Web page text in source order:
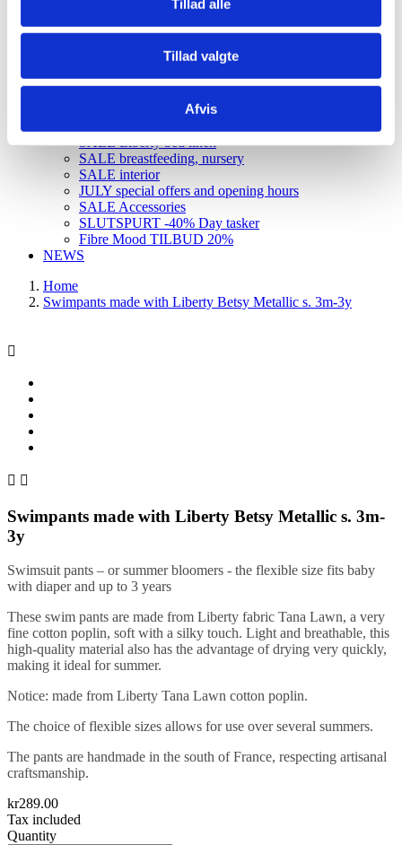
Tillad alle
Tillad valgte
Afvis
Udsalg og rester
TILBUD sytilbehør
SALE
SALE Liberty bed linen
SALE breastfeeding, nursery
SALE interior
JULY special offers and opening hours
SALE Accessories
SLUTSPURT -40% Day tasker
Fibre Mood TILBUD 20%
NEWS
Home
Swimpants made with Liberty Betsy Metallic s. 3m-3y

 
Swimpants made with Liberty Betsy Metallic s. 3m-
3y
Swimsuit pants – or summer bloomers - the flexible size fits baby
with diaper and up to 3 years
These swim pants are made from Liberty fabric Tana Lawn, a very
fine cotton poplin, soft with a silky touch. Light and breathable, this
high-quality material also has the advantage of drying very quickly,
making it ideal for summer.
Notice: made from Liberty Tana Lawn cotton poplin.
The choice of flexible sizes allows for use over several summers.
The pants are handmade in the south of France, respecting artisanal
craftsmanship.
kr289.00
Tax included
Quantity